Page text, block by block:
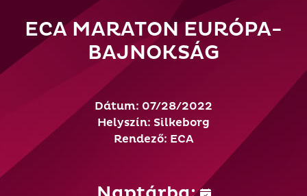
ECA MARATON EURÓPA-
BAJNOKSÁG
Dátum: 07/28/2022
Helyszín: Silkeborg
Rendező: ECA